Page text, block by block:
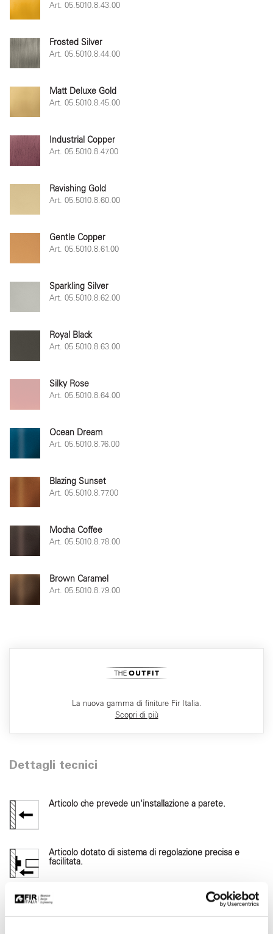
Art. 05.5010.8.43.00
Frosted Silver
Art. 05.5010.8.44.00
Matt Deluxe Gold
Art. 05.5010.8.45.00
Industrial Copper
Art. 05.5010.8.47.00
Ravishing Gold
Art. 05.5010.8.60.00
Gentle Copper
Art. 05.5010.8.61.00
Sparkling Silver
Art. 05.5010.8.62.00
Royal Black
Art. 05.5010.8.63.00
Silky Rose
Art. 05.5010.8.64.00
Ocean Dream
Art. 05.5010.8.76.00
Blazing Sunset
Art. 05.5010.8.77.00
Mocha Coffee
Art. 05.5010.8.78.00
Brown Caramel
Art. 05.5010.8.79.00
La nuova gamma di finiture Fir Italia.
Scopri di più
Dettagli tecnici
Articolo che prevede un'installazione a parete.
Articolo dotato di sistema di regolazione precisa e
facilitata.
Supporto doccia con copertura interna antigraffio.